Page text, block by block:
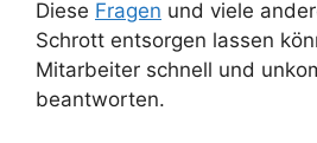
Diese Fragen und viele
Schrott entsorgen lassen
Mitarbeiter schnell und
beantworten.